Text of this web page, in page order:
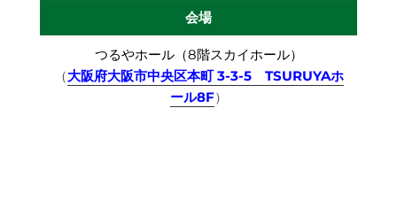
会場
つるやホール（8階スカイホール）
（大阪府大阪市中央区本町 3-3-5 TSURUYAホ
ール8F）